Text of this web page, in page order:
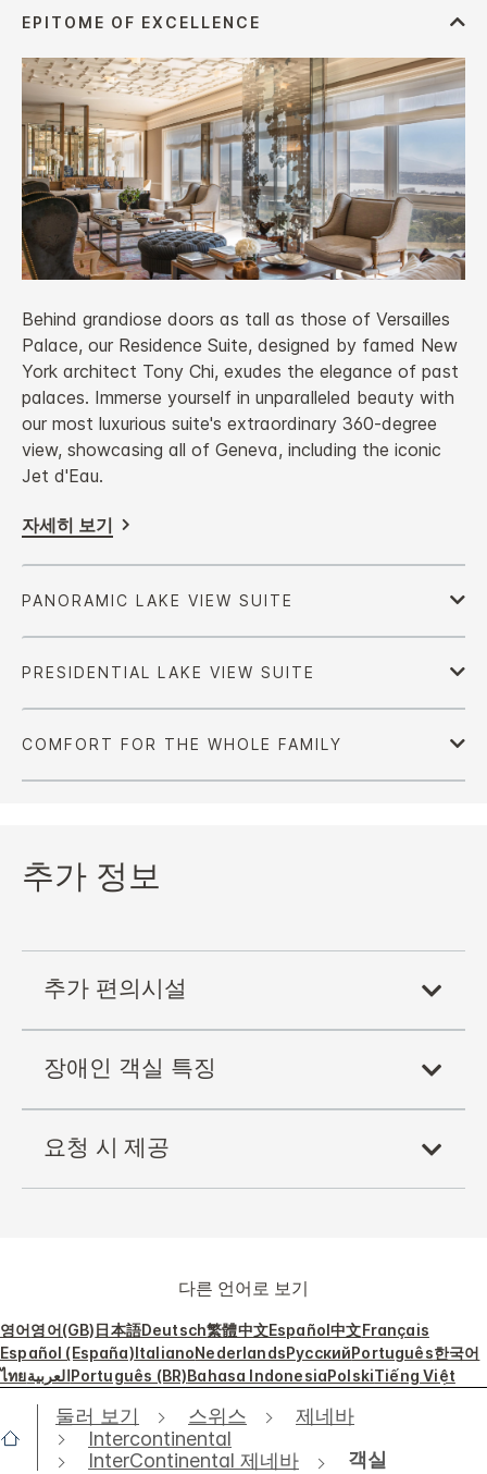
Behind grandiose doors as tall as those of Versailles
Palace, our Residence Suite, designed by famed New
York architect Tony Chi, exudes the elegance of past
palaces. Immerse yourself in unparalleled beauty with
our most luxurious suite's extraordinary 360-degree
view, showcasing all of Geneva, including the iconic
Jet d'Eau.
자세히 보기
추가 정보
추가 편의시설
장애인 객실 특징
요청 시 제공
다른 언어로 보기
영어영어(GB)日本語Deutsch繁體中文Español中文Français
Español (España)ItalianoNederlandsРусскийPortuguês한국어
ไทยالعربيةPortuguês (BR)Bahasa IndonesiaPolskiTiếng Việt
둘러 보기 스위스
제네바
Intercontinental
InterContinental 제네바
객실